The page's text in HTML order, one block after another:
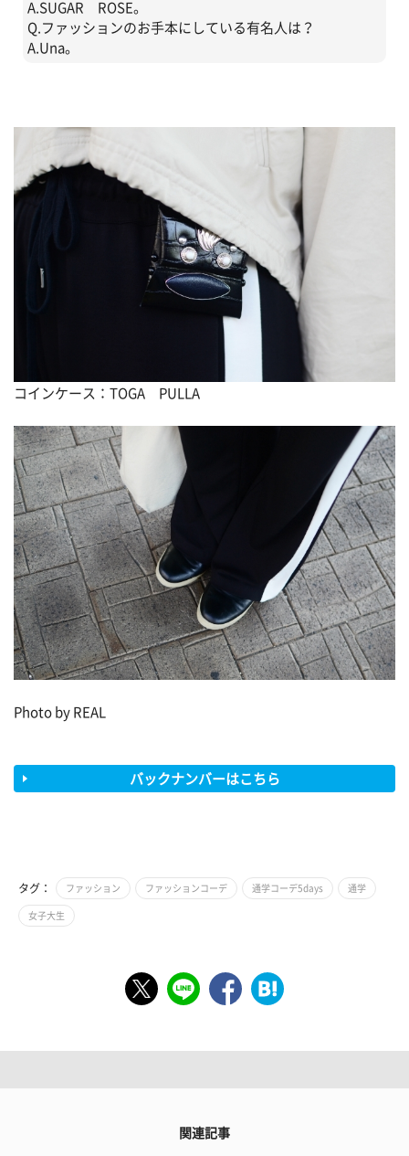
A.SUGAR ROSE。
Q.ファッションのお手本にしている有名人は？
A.Una。
コインケース：TOGA PULLA
Photo by REAL
バックナンバーはこちら
タグ： ファッション ファッションコーデ 通学コーデ5days 通学
女子大生
関連記事